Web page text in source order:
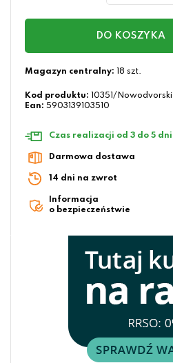
DO KOSZYKA
Magazyn centralny: 18 szt.
Kod produktu:
10351/Nowodvorski
Ean: 5903139103510
Czas realizacji od 3 do 5
Darmowa dostawa
14 dni na zwrot
Informacja
o bezpieczeństwie